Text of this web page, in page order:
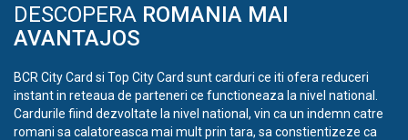
DESCOPERA ROMANIA MAI
AVANTAJOS
BCR City Card si Top City Card sunt carduri ce iti ofera reduceri
instant in reteaua de parteneri ce functioneaza la nivel national.
Cardurile fiind dezvoltate la nivel national, vin ca un indemn catre
romani sa calatoreasca mai mult prin tara, sa constientizeze ca